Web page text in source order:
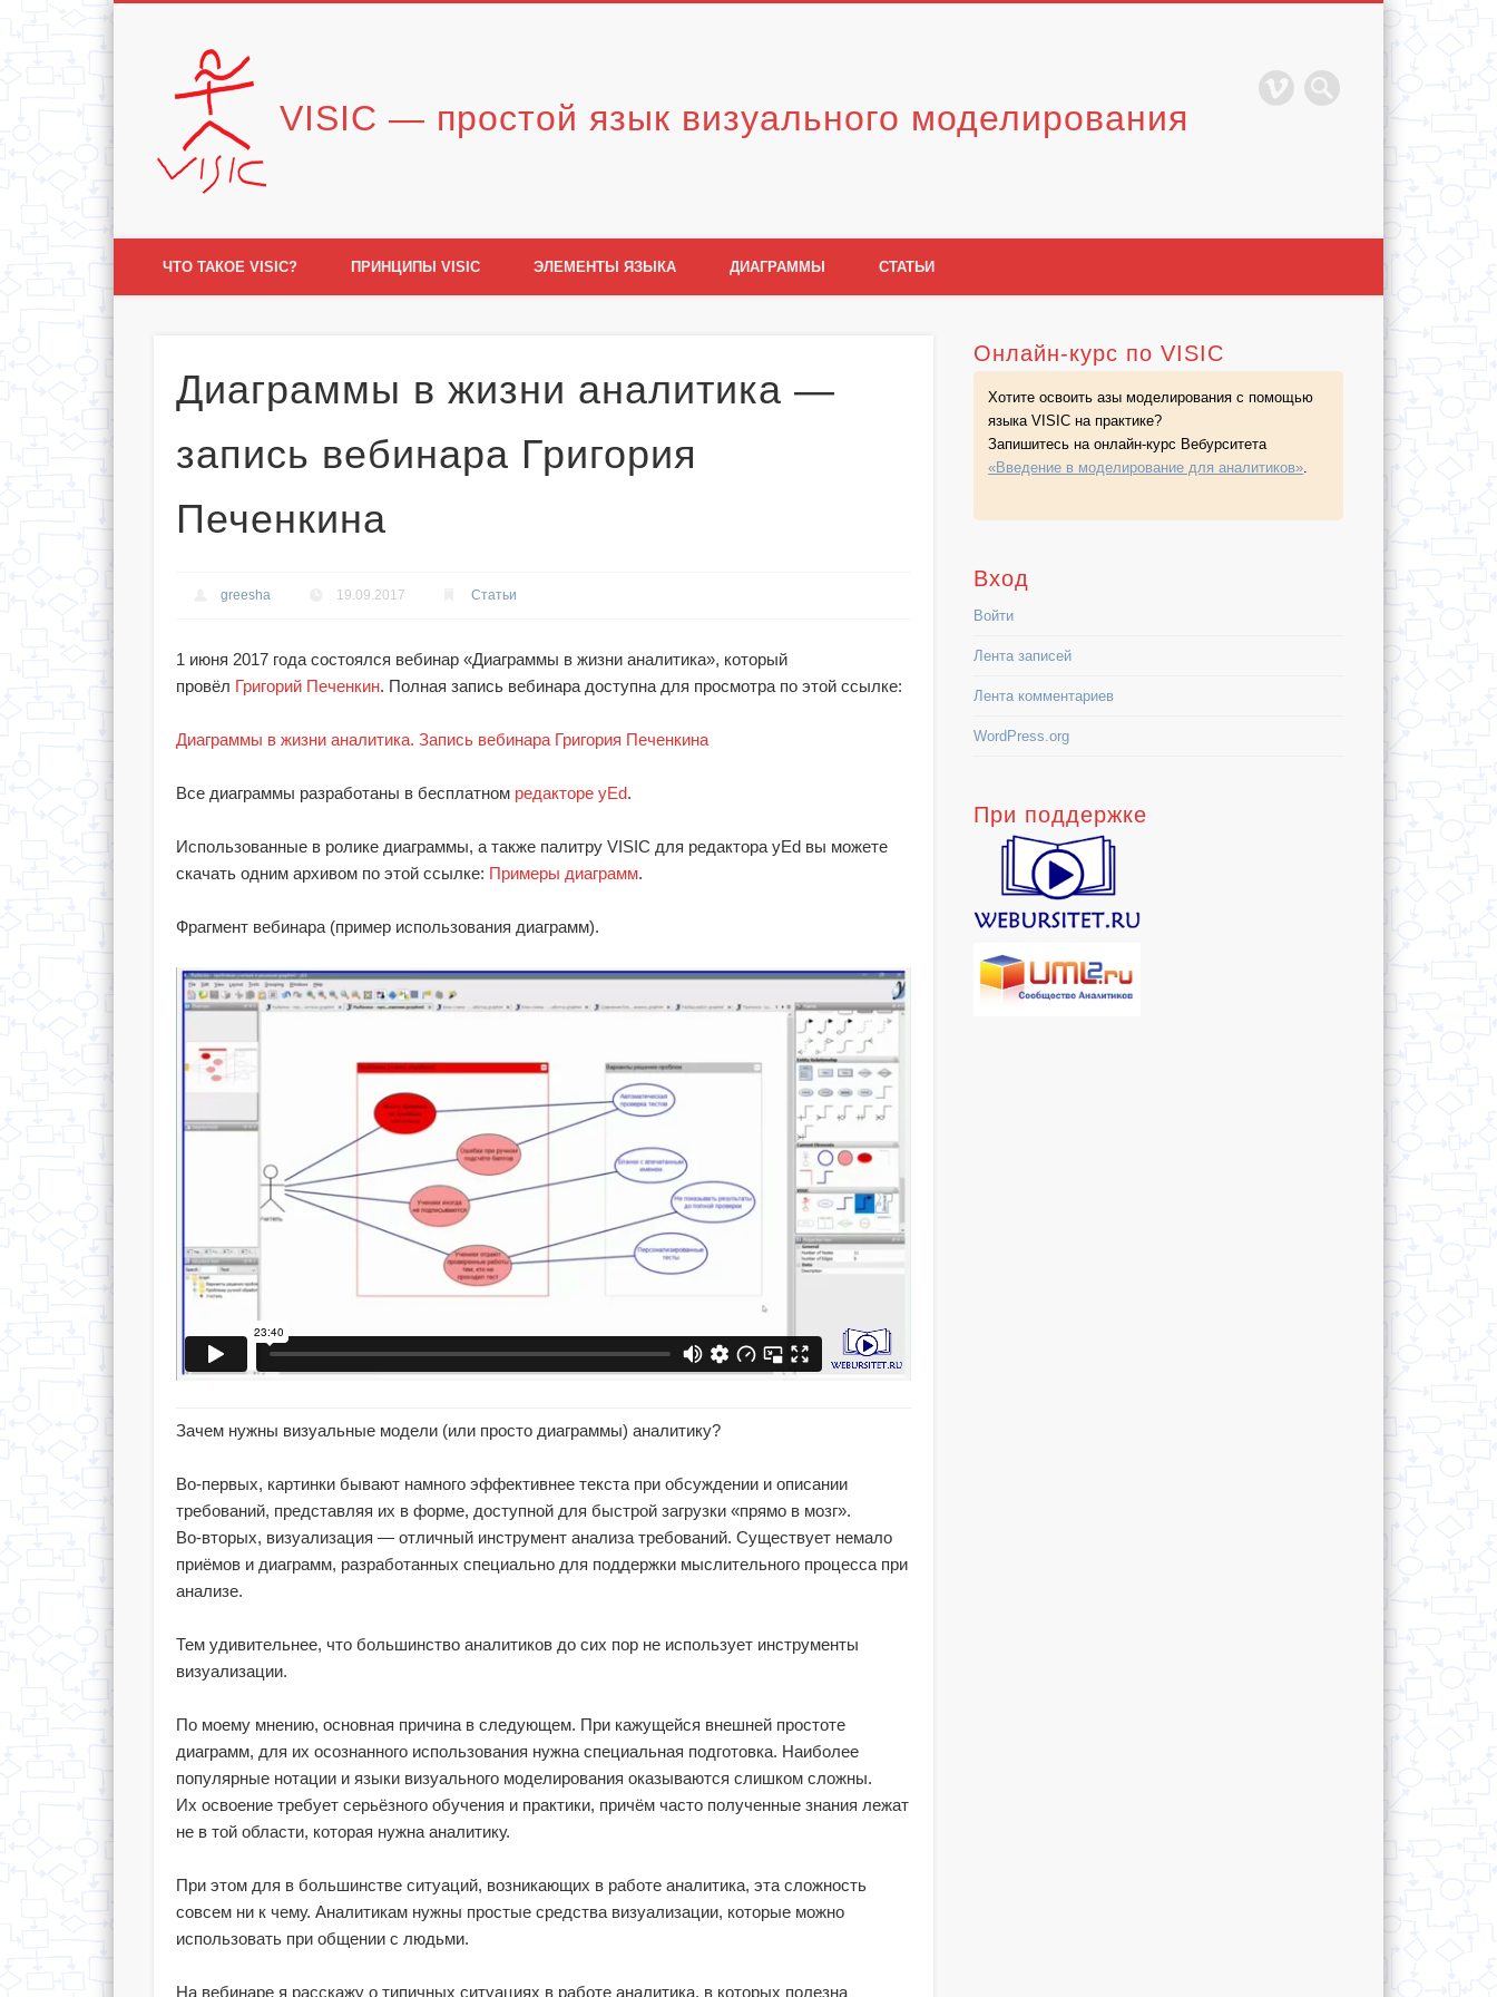
VISIC — простой язык визуального моделирования
ЧТО ТАКОЕ VISIC? ПРИНЦИПЫ VISIC ЭЛЕМЕНТЫ ЯЗЫКА ДИАГРАММЫ СТАТЬИ
Диаграммы в жизни аналитика —
запись вебинара Григория
Печенкина
greesha 19.09.2017 Статьи
1 июня 2017 года состоялся вебинар «Диаграммы в жизни аналитика», который
провёл Григорий Печенкин. Полная запись вебинара доступна для просмотра по этой ссылке:
Диаграммы в жизни аналитика. Запись вебинара Григория Печенкина
Все диаграммы разработаны в бесплатном редакторе yEd.
Использованные в ролике диаграммы, а также палитру VISIC для редактора yEd вы можете
скачать одним архивом по этой ссылке: Примеры диаграмм.
Фрагмент вебинара (пример использования диаграмм).
Зачем нужны визуальные модели (или просто диаграммы) аналитику?
Во-первых, картинки бывают намного эффективнее текста при обсуждении и описании
требований, представляя их в форме, доступной для быстрой загрузки «прямо в мозг».
Во-вторых, визуализация — отличный инструмент анализа требований. Существует немало
приёмов и диаграмм, разработанных специально для поддержки мыслительного процесса при
анализе.
Тем удивительнее, что большинство аналитиков до сих пор не использует инструменты
визуализации.
По моему мнению, основная причина в следующем. При кажущейся внешней простоте
диаграмм, для их осознанного использования нужна специальная подготовка. Наиболее
популярные нотации и языки визуального моделирования оказываются слишком сложны.
Их освоение требует серьёзного обучения и практики, причём часто полученные знания лежат
не в той области, которая нужна аналитику.
При этом для в большинстве ситуаций, возникающих в работе аналитика, эта сложность
совсем ни к чему. Аналитикам нужны простые средства визуализации, которые можно
использовать при общении с людьми.
На вебинаре я расскажу о типичных ситуациях в работе аналитика, в которых полезна
Онлайн-курс по VISIC
Хотите освоить азы моделирования с помощью
языка VISIC на практике?
Запишитесь наонлайн-курс Вебурситета
«Введение в моделирование для аналитиков».
Вход
Войти
Лента записей
Лента комментариев
WordPress.org
При поддержке